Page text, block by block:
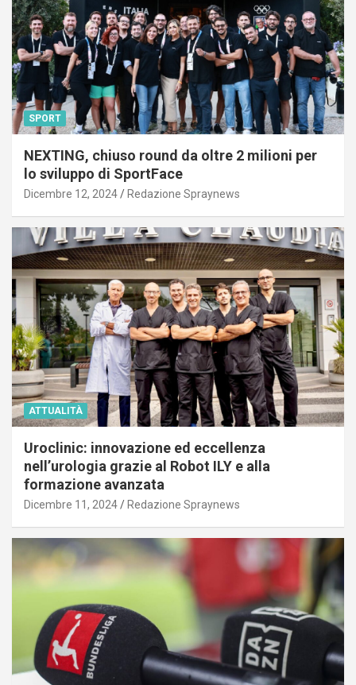
SPORT
NEXTING, chiuso round da oltre 2 milioni per
lo sviluppo di SportFace
Dicembre 12, 2024 Redazione Spraynews
ATTUALITÀ
Uroclinic: innovazione ed eccellenza
nell’urologia grazie al Robot ILY e alla
formazione avanzata
Dicembre 11, 2024 Redazione Spraynews